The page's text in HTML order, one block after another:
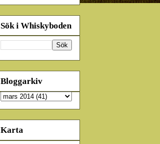
Sök i Whiskyboden
Bloggarkiv
Karta